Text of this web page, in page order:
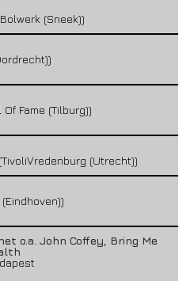
(Sneek))
Fame (Tilburg))
(Utrecht))
o.a. John Coffey, Bring Me